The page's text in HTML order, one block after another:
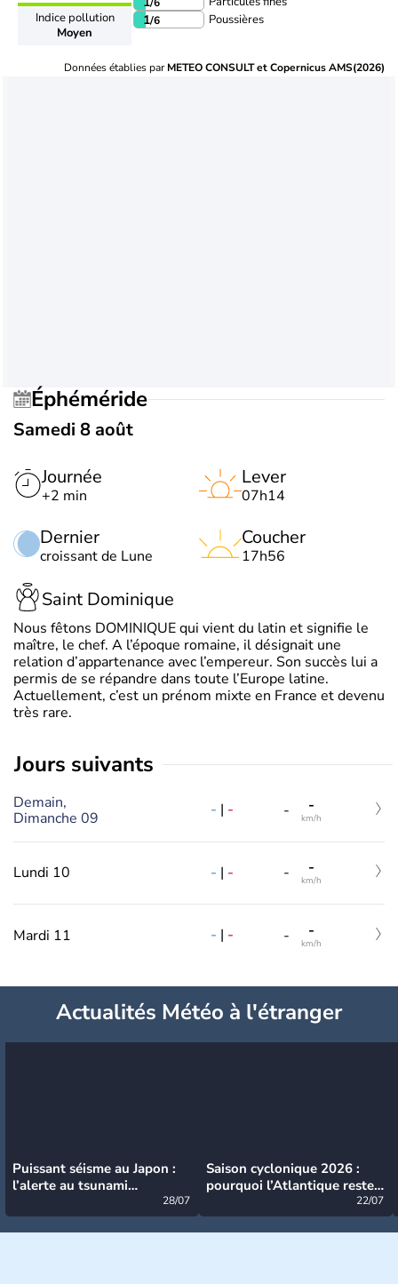
Indice pollution
Moyen
1/6 Poussières
Données établies parMETEO CONSULT et Copernicus AMS(2026)
Éphéméride
Samedi 8 août
Journée
+2 min
Dernier
croissant de Lune
Lever
07h14
Coucher
17h56
Saint Dominique
Nous fêtons DOMINIQUE qui vient du latin et signifie le
maître, le chef. A l’époque romaine, il désignait une
relation d’appartenance avec l’empereur. Son succès lui a
permis de se répandre dans toute l’Europe latine.
Actuellement, c’est un prénom mixte en France et devenu
très rare.
jours suivants
Demain,
Dimanche 09
- | - - -
km/h
Lundi 10 - | - - -
km/h
Mardi 11 - | - - -
km/h
Actualités Météo à l'étranger
Puissant séisme au Japon :
l’alerte au tsunami
28/07
Saison cyclonique 2026 :
pourquoi l’Atlantique reste
22/07